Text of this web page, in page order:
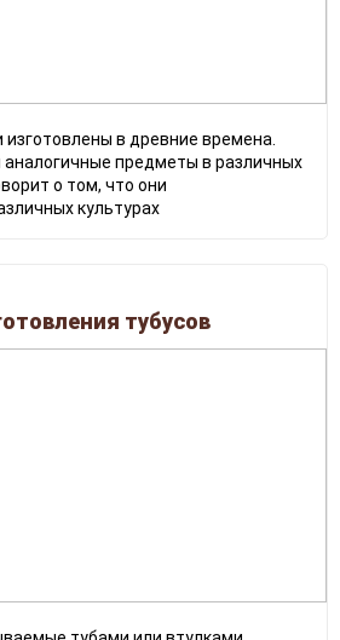
в древние времена.
аналогичные предметы в различных
о том, что они
культурах
тубусов